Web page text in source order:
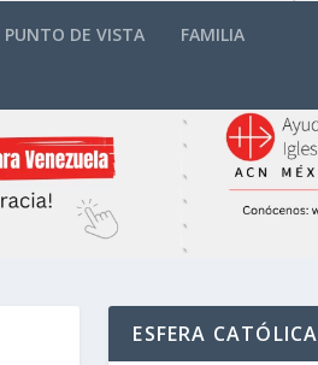
PUNTO DE VISTA FAMILIA
ESFERA CATÓLICA